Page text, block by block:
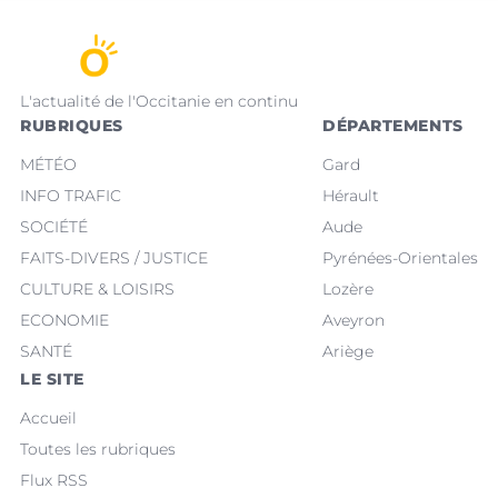
L'actualité de l'Occitanie en continu
RUBRIQUES
MÉTÉO
INFO TRAFIC
SOCIÉTÉ
FAITS-DIVERS / JUSTICE
CULTURE & LOISIRS
ECONOMIE
SANTÉ
DÉPARTEMENTS
Gard
Hérault
Aude
Pyrénées-Orientales
Lozère
Aveyron
Ariège
LE SITE
Accueil
Toutes les rubriques
Flux RSS